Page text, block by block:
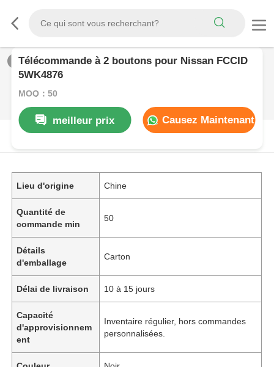
/0
Télécommande à 2 boutons pour Nissan FCCID
5WK4876
MOQ：50
meilleur prix
Causez Maintenant
DESCRIPTION DE PRODUIT
Lieu d'origine Chine
Quantité de
commande min
50
Détails
d'emballage
Carton
Délai de livraison 10 à 15 jours
Capacité
d'approvisionnem
ent
Inventaire régulier, hors commandes
personnalisées.